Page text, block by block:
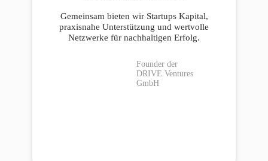
Gemeinsam bieten wir Startups Kapital,
praxisnahe Unterstützung und wertvolle
Netzwerke für nachhaltigen Erfolg.
Founder der
DRIVE Ventures
GmbH